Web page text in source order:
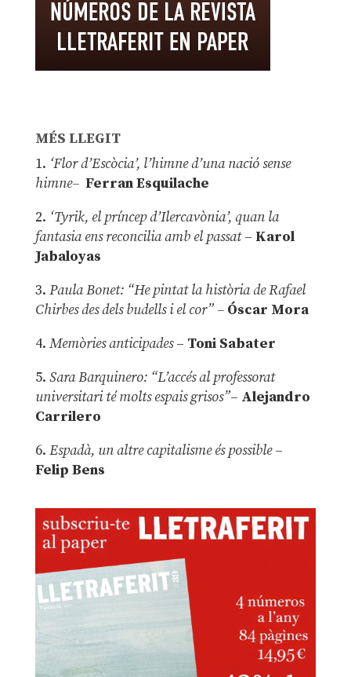
MÉS LLEGIT
1. ‘Flor d’Escòcia’, l’himne d’una nació sense
himne– Ferran Esquilache
2. ‘Tyrik, el príncep d’Ilercavònia’, quan la
fantasia ens reconcilia amb el passat– Karol
Jabaloyas
3. Paula Bonet: “He pintat la història de Rafael
Chirbes des dels budells i el cor” –Óscar Mora
4. Memòries anticipades– Toni Sabater
5. Sara Barquinero: “L’accés al professorat
universitari té molts espais grisos”– Alejandro
Carrilero
6. Espadà, un altre capitalisme és possible –
Felip Bens